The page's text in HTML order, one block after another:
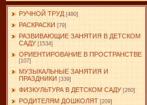
РУЧНОЙ ТРУД [480]
РАСКРАСКИ [79]
РАЗВИВАЮЩИЕ ЗАНЯТИЯ В ДЕТСКОМ
САДУ [1534]
ОРИЕНТИРОВАНИЕ В ПРОСТРАНСТВЕ
[107]
МУЗЫКАЛЬНЫЕ ЗАНЯТИЯ И
ПРАЗДНИКИ [339]
ФИЗКУЛЬТУРА В ДЕТСКОМ САДУ [260]
РОДИТЕЛЯМ ДОШКОЛЯТ [209]